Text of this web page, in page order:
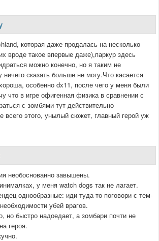
которая даже продалась на несколько
вроде такое впервые даже),паркур здесь
можно конечно, но я таким не
сказать больше не могу.Что касается
особенно dx11, после чего у меня были
что в игре офигенная физика в сравнении с
с зомбями тут действительно
всего этого, унылый сюжет, главный герой уж
необоснованно завышены.
у меня watch dogs так не лагает.
однообразные: иди туда-то поговори с тем-
убей врагов.
но быстро надоедает, а зомбари почти не
героя.